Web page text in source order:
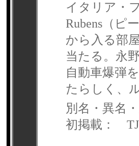
イタリア・
Rubens（ピ
から入る部
当たる。永
自動車爆弾
たらしく、
別名・異名
初掲載：